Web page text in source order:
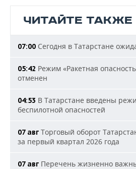
ЧИТАЙТЕ ТАКЖЕ
07:00 Сегодня в Татарстане
05:42 Режим «Ракетная
отменен
04:53 В Татарстане введены
беспилотной опасностей
07 авг Торговый оборот
за первый квартал 2026 года
07 авг Перечень жизненно